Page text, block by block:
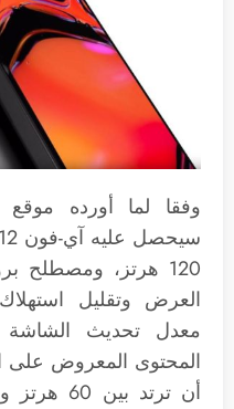
وفقا لما أورده موقع
120 هرتز،
العرض وتقليل
معدل تحديث الشاشة
المحتوى المعروض على